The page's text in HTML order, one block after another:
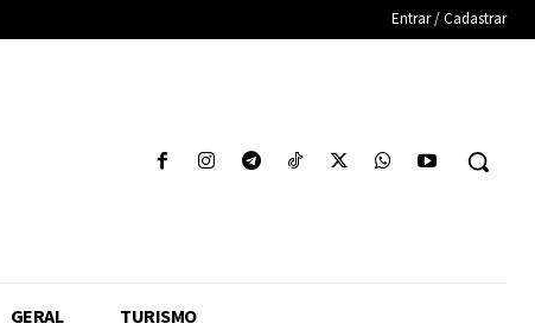
Entrar / Cadastrar
GERAL TURISMO